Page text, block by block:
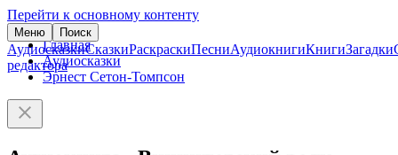
Перейти к основному контенту
Меню Поиск
АудиосказкиСказкиРаскраскиПесниАудиокнигиКнигиЗагадки
редактора
Главная
Аудиосказки
Эрнест Сетон-Томпсон